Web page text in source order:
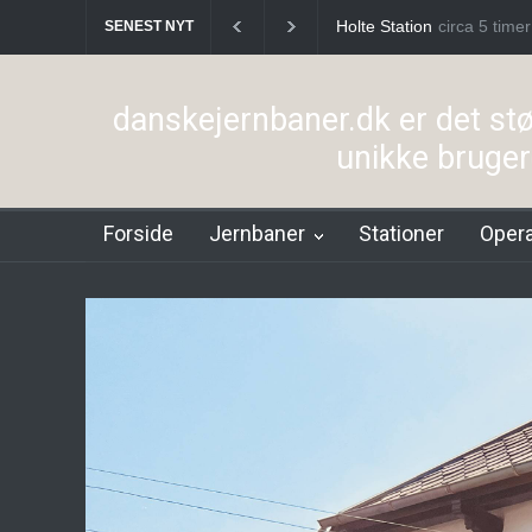
SENEST NYT Birkerød Station circa 6
danskejernbaner.dk er det
unikke
Forside Jernbaner Stationer